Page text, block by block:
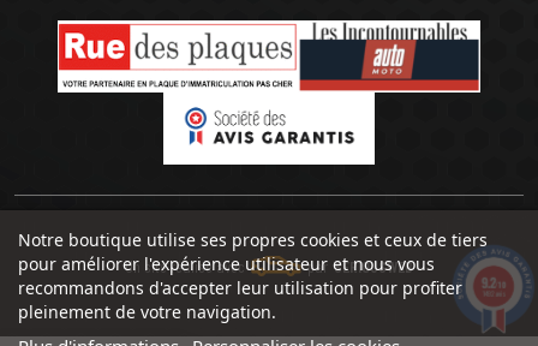
Notre boutique utilise ses propres cookies et ceux de tiers
pour améliorer l'expérience utilisateur et nous vous
recommandons d'accepter leur utilisation pour profiter
pleinement de votre navigation.
Un site réalisé avec par SERIOUSWEB
9.2/10
1492 avis